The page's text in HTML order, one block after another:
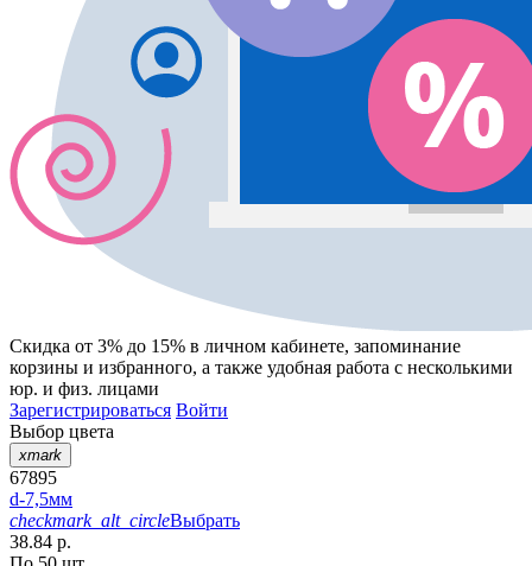
Скидка от 3% до 15% в личном кабинете, запоминание
корзины и избранного, а также удобная работа с несколькими
юр. и физ. лицами
Зарегистрироваться Войти
Выбор цвета
xmark
67895
d-7,5мм
checkmark_alt_circleВыбрать
38.84 р.